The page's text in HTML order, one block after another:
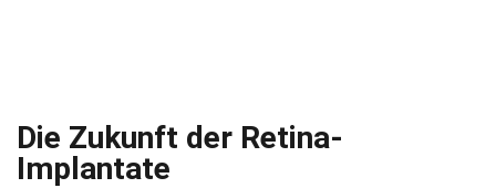
Die Zukunft der Retina-
Implantate